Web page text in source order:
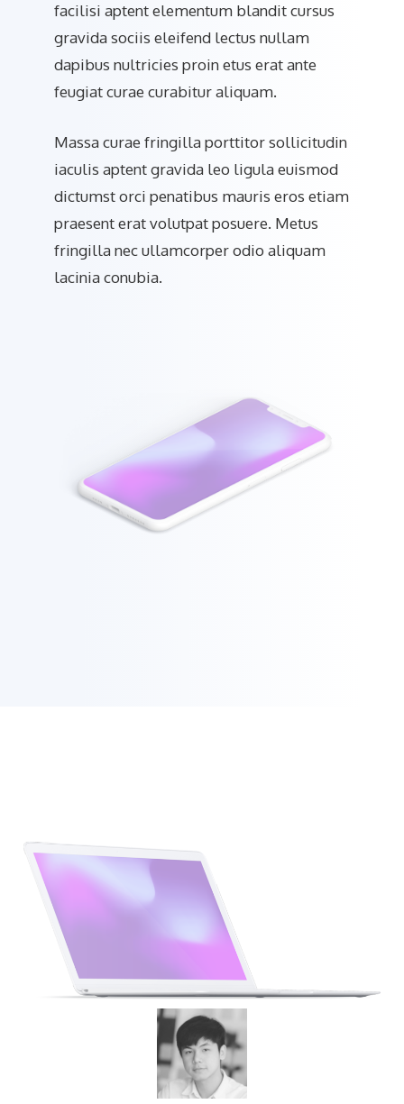
facilisi aptent elementum blandit cursus
gravida sociis eleifend lectus nullam
dapibus nultricies proin etus erat ante
feugiat curae curabitur aliquam.
Massa curae fringilla porttitor sollicitudin
iaculis aptent gravida leo ligula euismod
dictumst orci penatibus mauris eros etiam
praesent erat volutpat posuere. Metus
fringilla nec ullamcorper odio aliquam
lacinia conubia.